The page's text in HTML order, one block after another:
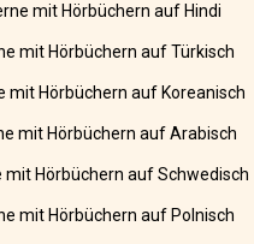
mit Hörbüchern auf Hindi
mit Hörbüchern auf Türkisch
mit Hörbüchern auf Koreanisch
mit Hörbüchern auf Arabisch
mit Hörbüchern auf Schwedisch
mit Hörbüchern auf Polnisch